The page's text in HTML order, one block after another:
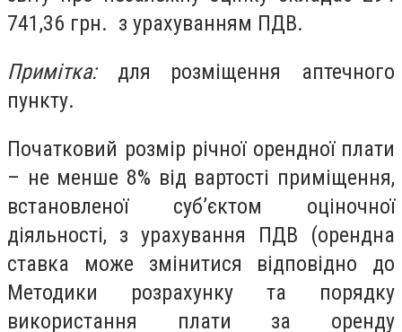
741,36 грн. з урахуванням ПДВ.
Примітка:для розміщення аптечного
пункту.
Початковий розмір річної орендної плати
– не менше 8% від вартості приміщення,
встановленої суб’єктом оціночної
діяльності, з урахування ПДВ (орендна
ставка може змінитися відповідно до
Методики розрахунку та порядку
використання плати за оренду